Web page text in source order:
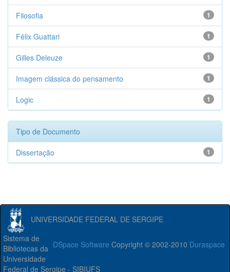
1
Filosofia
1
Félix Guattari
1
Gilles Deleuze
1
Imagem clássica do pensamento
1
Logic
Tipo de Documento
1
Dissertação
UNIVERSIDADE FEDERAL DE SERGIPE
DSpace Software Copyright © 2002-2010 Duraspace
Sistema de
Bibliotecas da
Universidade
Federal de Sergipe - SIBIUFS